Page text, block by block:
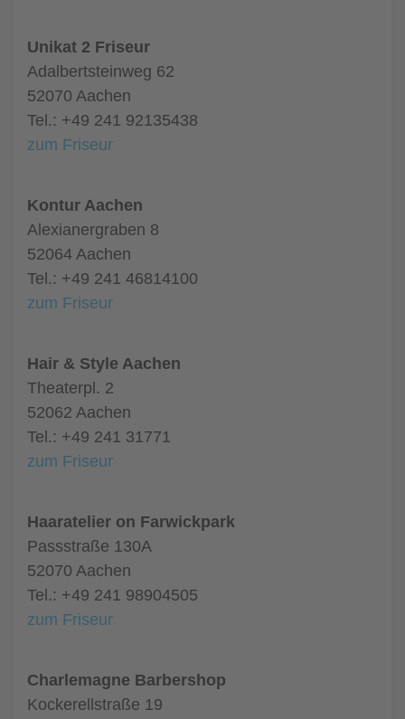
Unikat 2 Friseur
Adalbertsteinweg 62
52070 Aachen
Tel.: +49 241 92135438
zum Friseur
Kontur Aachen
Alexianergraben 8
52064 Aachen
Tel.: +49 241 46814100
zum Friseur
Hair & Style Aachen
Theaterpl. 2
52062 Aachen
Tel.: +49 241 31771
zum Friseur
Haaratelier on Farwickpark
Passstraße 130A
52070 Aachen
Tel.: +49 241 98904505
zum Friseur
Charlemagne Barbershop
Kockerellstraße 19